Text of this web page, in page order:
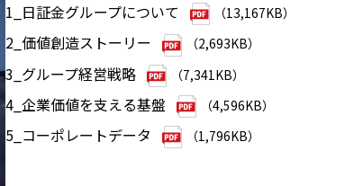
1_日証金グループについて
（13,167KB）
2_価値創造ストーリー （2,693KB）
3_グループ経営戦略 （7,341KB）
4_企業価値を支える基盤 （4,596KB）
5_コーポレートデータ （1,796KB）